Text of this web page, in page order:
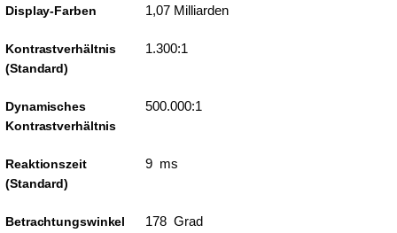
Display-Farben 1,07 Milliarden
Kontrastverhältnis
(Standard)
1.300:1
Dynamisches
Kontrastverhältnis
500.000:1
Reaktionszeit
(Standard)
9 ms
Betrachtungswinkel
178 Grad